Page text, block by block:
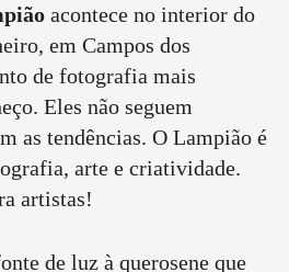
acontece no interior do
em Campos dos
de fotografia mais
Eles não seguem
as tendências. O Lampião é
arte e criatividade.
artistas!
de luz à querosene que